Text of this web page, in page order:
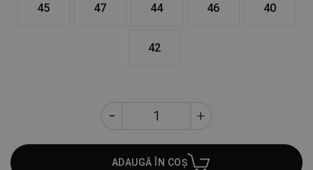
45 47 44 46 40
42
ADAUGĂ ÎN COȘ